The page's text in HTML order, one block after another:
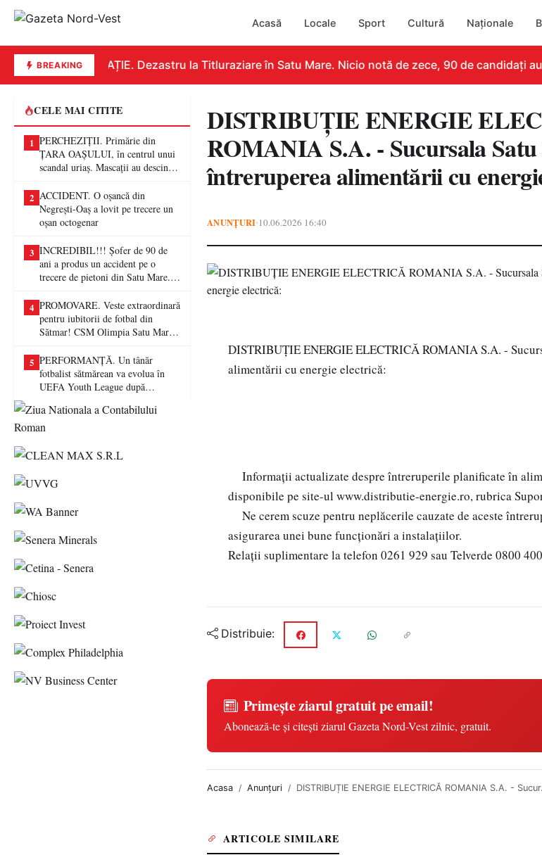
Acasă Locale Sport Cultură Naționale
BREAKINGEDUCAȚIE. Dezastru la Titluraziare în Satu Mare. Nicio notă de zece, 90 de candidați au
CELE MAI CITITE
1 PERCHEZIȚII. Primărie din
ȚARA OAȘULUI, în centrul unui
scandal uriaș. Mascații au descins
fraude de proporții
2 ACCIDENT. O oșancă din
Negrești-Oaș a lovit pe trecere un
oșan octogenar
3 INCREDIBIL!!! Șofer de 90 de
ani a produs un accident pe o
trecere de pietoni din Satu Mare. O
4 PROMOVARE. Veste extraordinară
pentru iubitorii de fotbal din
Sătmar! CSM Olimpia Satu Mare
5 PERFORMANȚĂ. Un tânăr
fotbalist sătmărean va evolua în
UEFA Youth League după
DISTRIBUȚIE ENERGIE
ROMANIA S.A. - Sucursala
întreruperea alimentării cu
ANUNȚURI•10.06.2026 16:40
DISTRIBUȚIE ENERGIE ELECTRICĂ ROMANIA S.A. -
alimentării cu energie electrică:
Informaţii actualizate despre întreruperile planificate în
disponibile pe site-ul www.distributie-energie.ro, rubrica
Ne cerem scuze pentru neplăcerile cauzate de aceste
asigurarea unei bune funcţionări a instalaţiilor.
Relații suplimentare la telefon 0261 929 sau Telverde 0800
Distribuie:
Primește ziarul gratuit pe email!
Abonează-te și citești ziarul Gazeta Nord-Vest zilnic, gratuit.
Acasa Anunțuri DISTRIBUȚIE ENERGIE ELECTRICĂ ROMANIA S.A. -
ARTICOLE SIMILARE